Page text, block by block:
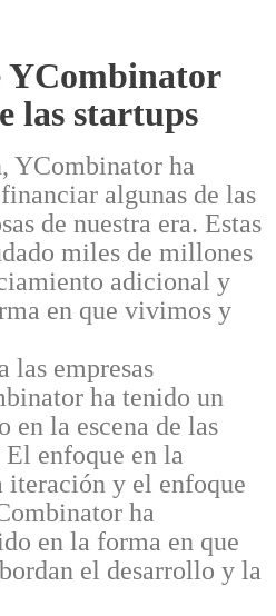
YCombinator
las startups
YCombinator ha
algunas de las
de nuestra era. Estas
miles de millones
adicional y
en que vivimos y
las empresas
ha tenido un
en la escena de las
El enfoque en la
iteración y el enfoque
ha
en la forma en que
el desarrollo y la